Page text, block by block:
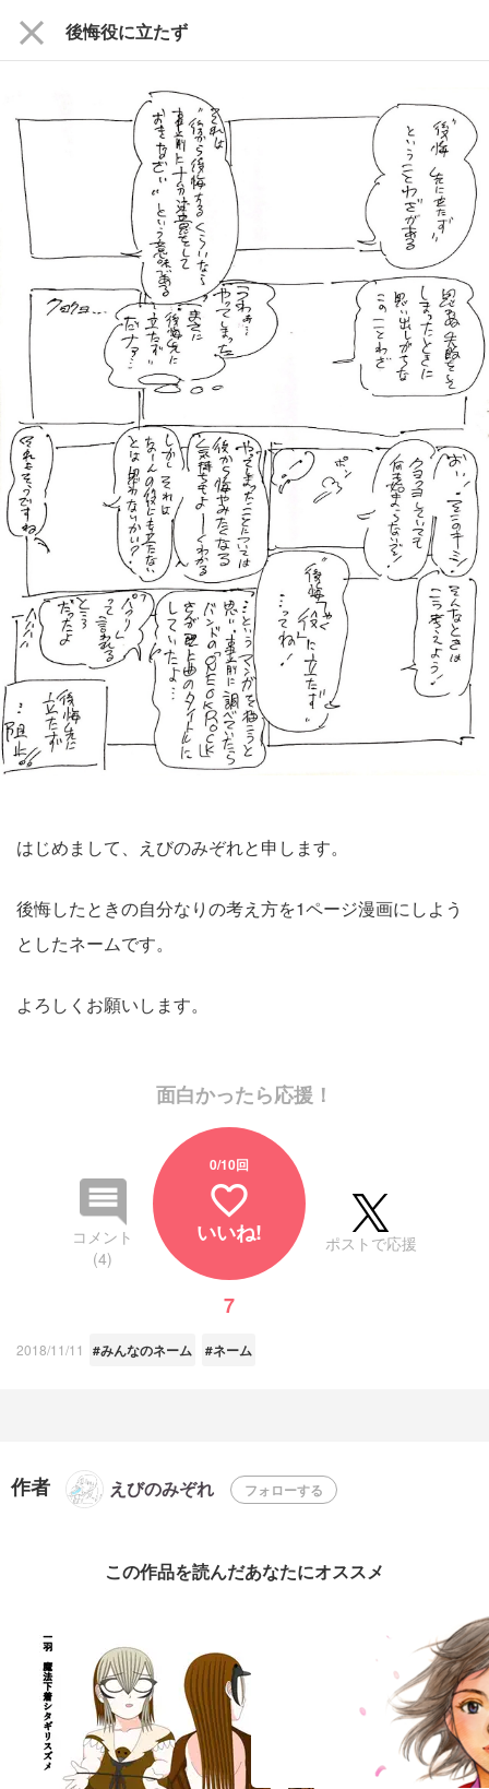
close 後悔役に立たず
はじめまして、えびのみぞれと申します。
後悔したときの自分なりの考え方を1ページ漫画にしよう
としたネームです。
よろしくお願いします。
面白かったら応援！
コメント
(4)
0/10回
favorite_border
いいね!
7
ポストで応援
2018/11/11 #みんなのネーム #ネーム
作者 えびのみぞれ フォローする
この作品を読んだあなたにオススメ